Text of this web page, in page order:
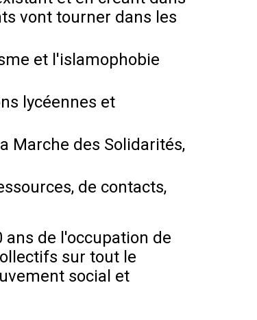
vont tourner dans les
et l'islamophobie
lycéennes et
Marche des Solidarités,
de contacts,
ans de l'occupation de
sur tout le
social et